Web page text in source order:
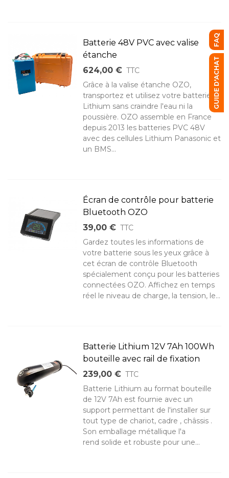
Batterie 48V PVC avec valise
étanche
624,00 € TTC
Grâce à la valise étanche OZO,
transportez et utilisez votre batterie
Lithium sans craindre l'eau ni la
poussière. OZO assemble en France
depuis 2013 les batteries PVC 48V
avec des cellules Lithium Panasonic et
un BMS...
Écran de contrôle pour batterie
Bluetooth OZO
39,00 € TTC
Gardez toutes les informations de
votre batterie sous les yeux grâce à
cet écran de contrôle Bluetooth
spécialement conçu pour les batteries
connectées OZO. Affichez en temps
réel le niveau de charge, la tension, le...
Batterie Lithium 12V 7Ah 100Wh
bouteille avec rail de fixation
239,00 € TTC
Batterie Lithium au format bouteille
de 12V 7Ah est fournie avec un
support permettant de l'installer sur
tout type de chariot, cadre , châssis .
Son emballage métallique l'a
rend solide et robuste pour une...
FAQ
GUIDE D'ACHAT